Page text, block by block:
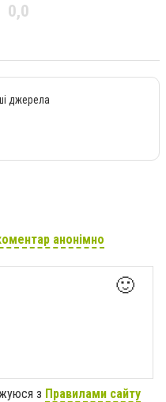
0,0
джерела
анонімно
🙂
з Правилами сайту